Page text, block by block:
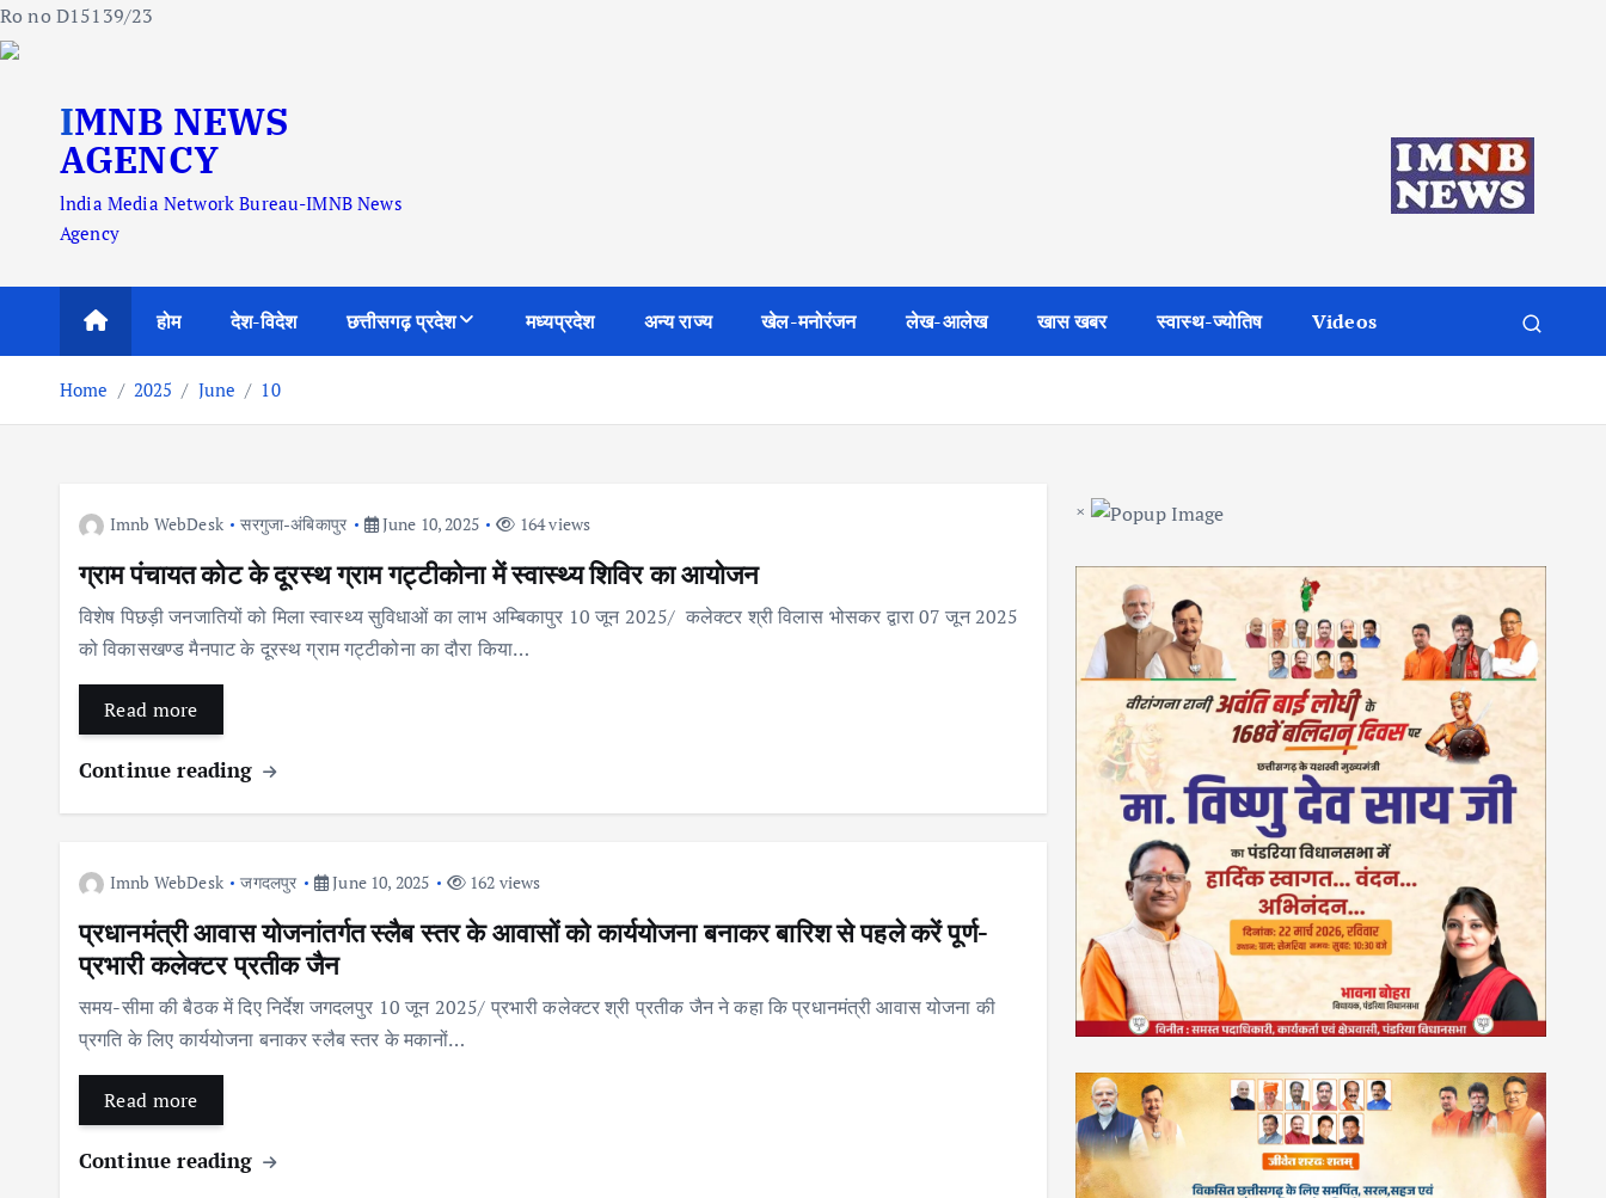
Ro no D15139/23
IMNB NEWS
AGENCY
lndia Media Network Bureau-IMNB News
Agency
होम देश-विदेश छत्तीसगढ़ प्रदेश मध्यप्रदेश अन्य राज्य खेल-मनोरंजन लेख-आलेख खास खबर स्वास्थ-ज्योतिष Videos
Home 2025 June 10
Imnb WebDesk सरगुजा-अंबिकापुर June 10, 2025 164 views
ग्राम पंचायत कोट के दूरस्थ ग्राम गट्टीकोना में स्वास्थ्य शिविर का आयोजन
विशेष पिछड़ी जनजातियों को मिला स्वास्थ्य सुविधाओं का लाभ अम्बिकापुर 10 जून 2025/ कलेक्टर श्री विलास भोसकर द्वारा 07 जून 2025
को विकासखण्ड मैनपाट के दूरस्थ ग्राम गट्टीकोना का दौरा किया…
Read more
Continue reading
Imnb WebDesk जगदलपुर June 10, 2025 162 views
प्रधानमंत्री आवास योजनांतर्गत स्लैब स्तर के आवासों को कार्ययोजना बनाकर बारिश से पहले करें पूर्ण-
प्रभारी कलेक्टर प्रतीक जैन
समय-सीमा की बैठक में दिए निर्देश जगदलपुर 10 जून 2025/ प्रभारी कलेक्टर श्री प्रतीक जैन ने कहा कि प्रधानमंत्री आवास योजना की
प्रगति के लिए कार्ययोजना बनाकर स्लैब स्तर के मकानों…
Read more
Continue reading
×